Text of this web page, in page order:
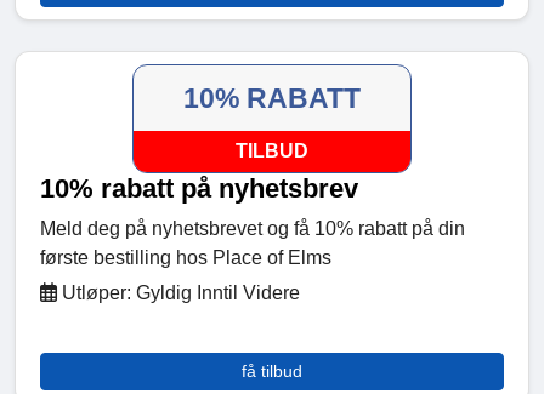
10% RABATT
TILBUD
10% rabatt på nyhetsbrev
Meld deg på nyhetsbrevet og få 10% rabatt på din
første bestilling hos Place of Elms
Utløper: Gyldig Inntil Videre
få tilbud